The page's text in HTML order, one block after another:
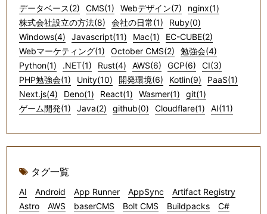
データベース(2)
CMS(1) Webデザイン(7)
nginx(1)
株式会社設立の方法(8)
会社の日常(1)
Ruby(0)
Windows(4)
Javascript(11) Mac(1)
EC-CUBE(2)
Webマーケティング(1)
October CMS(2)
勉強会(4)
Python(1)
.NET(1) Rust(4) AWS(6) GCP(6)
CI(3)
PHP勉強会(1)
Unity(10) 開発環境(6) Kotlin(9)
PaaS(1)
Next.js(4)
Deno(1) React(1) Wasmer(1)
git(1)
ゲーム開発(1)
Java(2) github(0) Cloudflare(1) AI(11)
タグ一覧
AI Android App Runner AppSync
Artifact Registry
Astro
AWS baserCMS Bolt CMS Buildpacks
C#